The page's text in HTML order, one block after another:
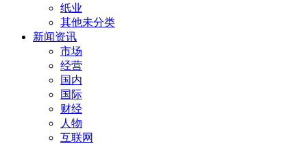
纸业
其他未分类
新闻资讯
市场
经营
国内
国际
财经
人物
互联网